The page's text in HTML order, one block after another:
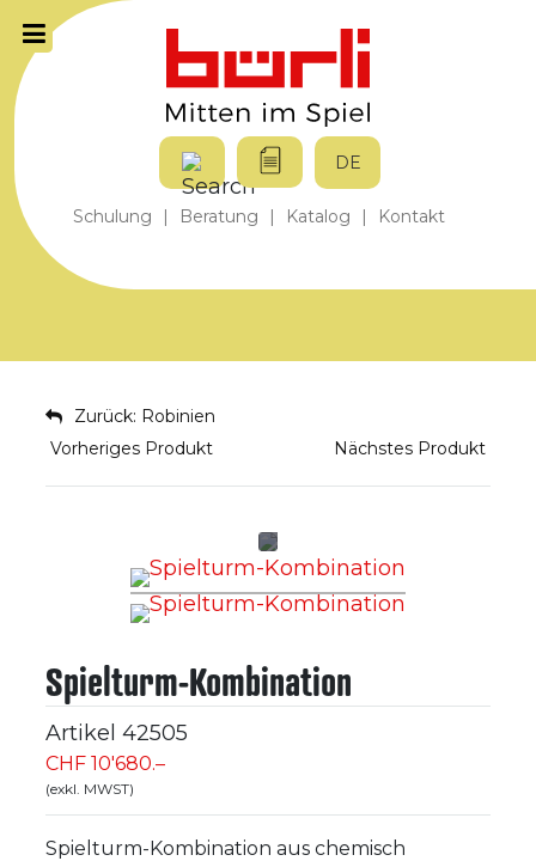
Schulung | Beratung | Katalog | Kontakt
DE
Zurück: Robinien
Vorheriges Produkt
Nächstes Produkt
Spielturm-Kombination
Artikel 42505
CHF 10'680.–
(exkl. MWST)
Spielturm-Kombination aus chemisch